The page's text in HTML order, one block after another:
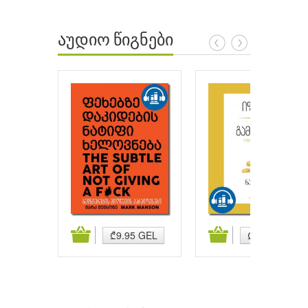
აუდიო წიგნები
₾9.95 GEL ₾9.95 GEL
კალათაში დამატება კალათაში დამატება